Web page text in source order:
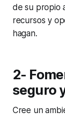
de su propio
recursos y
hagan.
2-
seguro
Cree un